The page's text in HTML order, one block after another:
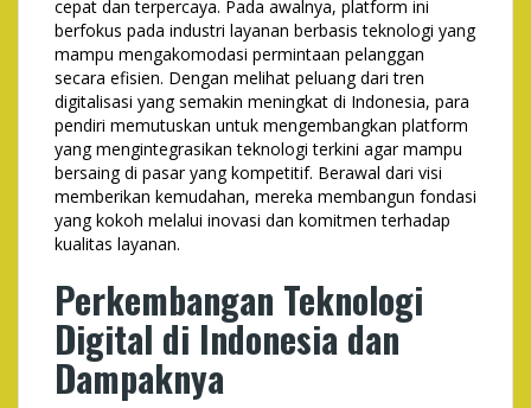
cepat dan terpercaya. Pada awalnya, platform ini
berfokus pada industri layanan berbasis teknologi yang
mampu mengakomodasi permintaan pelanggan
secara efisien. Dengan melihat peluang dari tren
digitalisasi yang semakin meningkat di Indonesia, para
pendiri memutuskan untuk mengembangkan platform
yang mengintegrasikan teknologi terkini agar mampu
bersaing di pasar yang kompetitif. Berawal dari visi
memberikan kemudahan, mereka membangun fondasi
yang kokoh melalui inovasi dan komitmen terhadap
kualitas layanan.
Perkembangan Teknologi
Digital di Indonesia dan
Dampaknya